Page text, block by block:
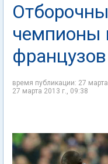
чемпионы
французов
время публикации: 27
27 марта 2013 г., 09:38